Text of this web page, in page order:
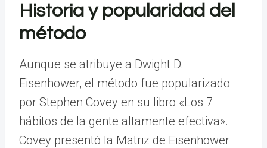
Historia y popularidad del
método
Aunque se atribuye a Dwight D.
Eisenhower, el método fue popularizado
por Stephen Covey en su libro «Los 7
hábitos de la gente altamente efectiva».
Covey presentó la Matriz de Eisenhower